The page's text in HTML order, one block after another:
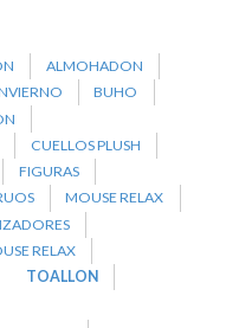
ALMOHADON
BUHO
CUELLOS PLUSH
FIGURAS
MOUSE RELAX
RELAX
TOALLON